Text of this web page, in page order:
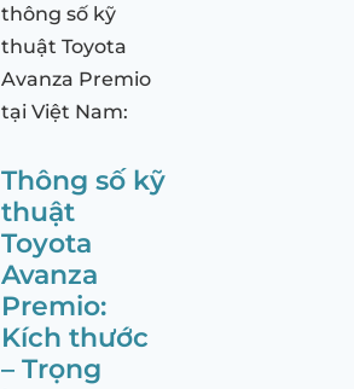
thông số kỹ
thuật Toyota
Avanza Premio
tại Việt Nam:
Thông số kỹ
thuật
Toyota
Avanza
Premio:
Kích thước
– Trọng